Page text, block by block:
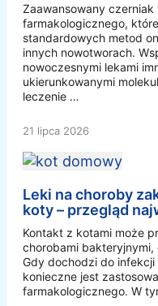
Zaawansowany
farmakologicznego,
standardowych metod
innych nowotworach.
nowoczesnymi lekami
ukierunkowanymi
leczenie …
21 lipca 2026
Leki na choroby
koty – przegląd
Kontakt z kotami może
chorobami
Gdy dochodzi do
konieczne jest
farmakologicznego. W